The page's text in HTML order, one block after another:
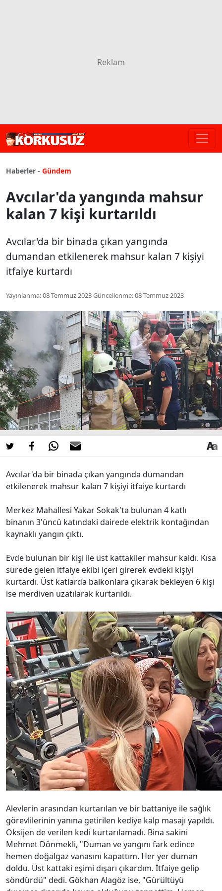
Haberler - Gündem
Avcılar'da yangında mahsur
kalan 7 kişi kurtarıldı
Avcılar'da bir binada çıkan yangında
dumandan etkilenerek mahsur kalan 7 kişiyi
itfaiye kurtardı
Yayınlanma:08 Temmuz 2023Güncellenme:08 Temmuz 2023
Avcılar'da bir binada çıkan yangında dumandan
etkilenerek mahsur kalan 7 kişiyi itfaiye kurtardı
Merkez Mahallesi Yakar Sokak'ta bulunan 4 katlı
binanın 3'üncü katındaki dairede elektrik kontağından
kaynaklı yangın çıktı.
Evde bulunan bir kişi ile üst kattakiler mahsur kaldı. Kısa
sürede gelen itfaiye ekibi içeri girerek evdeki kişiyi
kurtardı. Üst katlarda balkonlara çıkarak bekleyen 6 kişi
ise merdiven uzatılarak kurtarıldı.
Alevlerin arasından kurtarılan ve bir battaniye ile sağlık
görevlilerinin yanına getirilen kediye kalp masajı yapıldı.
Oksijen de verilen kedi kurtarılamadı. Bina sakini
Mehmet Dönmekli, "Duman ve yangını fark edince
hemen doğalgaz vanasını kapattım. Her yer duman
doldu. Üst kattaki eşimi dışarı çıkardım. İtfaiye gelip
söndürdü" dedi. Gökhan Alagöz ise, "Gürültüyü